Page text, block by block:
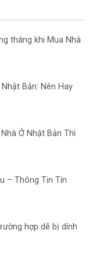
tháng khi Mua Nhà
Bản: Nên Hay
Ở Nhật Bản Thì
– Thông Tin Tín
hợp dễ bị dính